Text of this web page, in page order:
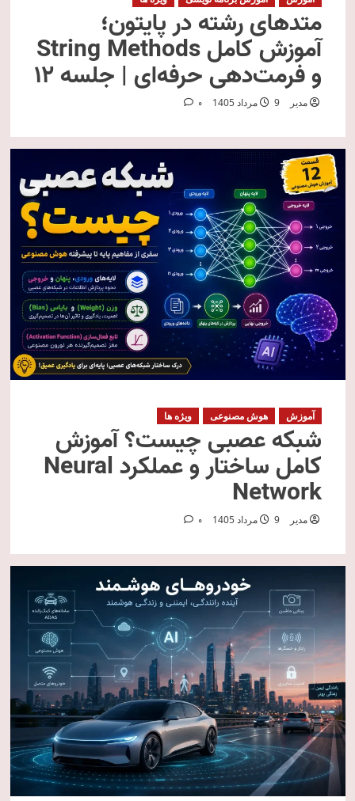
متدهای رشته در پایتون؛
آموزش کامل String Methods
و فرمت‌دهی حرفه‌ای | جلسه ۱۲
مدیر 9 مرداد 1405 0
آموزش هوش مصنوعی ویژه ها
شبکه عصبی چیست؟ آموزش
کامل ساختار و عملکرد Neural
Network
مدیر 9 مرداد 1405 0